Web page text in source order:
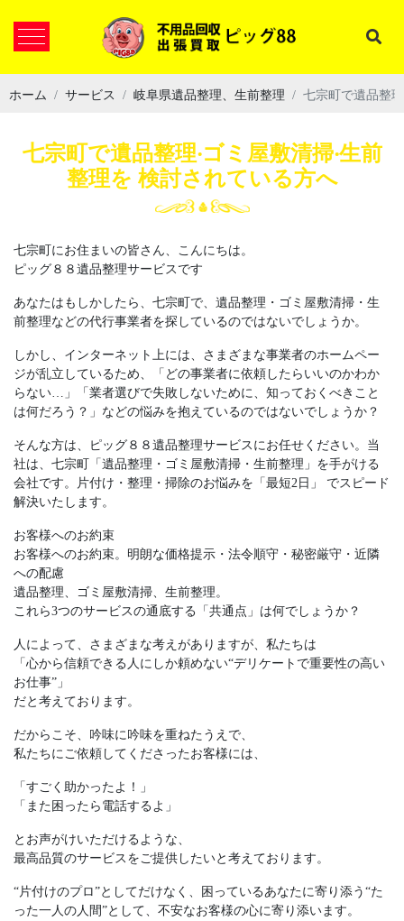
ホーム サービス 岐阜県遺品整理、生前整理 七宗町で遺品整
七宗町で遺品整理‧ゴミ屋敷清掃‧⽣前
整理を 検討されている⽅へ
七宗町にお住まいの皆さん、こんにちは。
ピッグ８８遺品整理サービスです
あなたはもしかしたら、七宗町で、遺品整理・ゴミ屋敷清掃・生
前整理などの代行事業者を探しているのではないでしょうか。
しかし、インターネット上には、さまざまな事業者のホームペー
ジが乱立しているため、「どの事業者に依頼したらいいのかわか
らない…」「業者選びで失敗しないために、知っておくべきこと
は何だろう？」などの悩みを抱えているのではないでしょうか？
そんな方は、ピッグ８８遺品整理サービスにお任せください。当
社は、七宗町「遺品整理・ゴミ屋敷清掃・生前整理」を手がける
会社です。片付け・整理・掃除のお悩みを「最短2日」 でスピード
解決いたします。
お客様へのお約束
お客様へのお約束。明朗な価格提示・法令順守・秘密厳守・近隣
への配慮
遺品整理、ゴミ屋敷清掃、⽣前整理。
これら3つのサービスの通底する「共通点」は何でしょうか？
⼈によって、さまざまな考えがありますが、私たちは
「⼼から信頼できる⼈にしか頼めない“デリケートで重要性の⾼い
お仕事”」
だと考えております。
だからこそ、吟味に吟味を重ねたうえで、
私たちにご依頼してくださったお客様には、
「すごく助かったよ！」
「また困ったら電話するよ」
とお声がけいただけるような、
最⾼品質のサービスをご提供したいと考えております。
“⽚付けのプロ”としてだけなく、困っているあなたに寄り添う“た
った⼀⼈の⼈間”として、不安なお客様の⼼に寄り添います。